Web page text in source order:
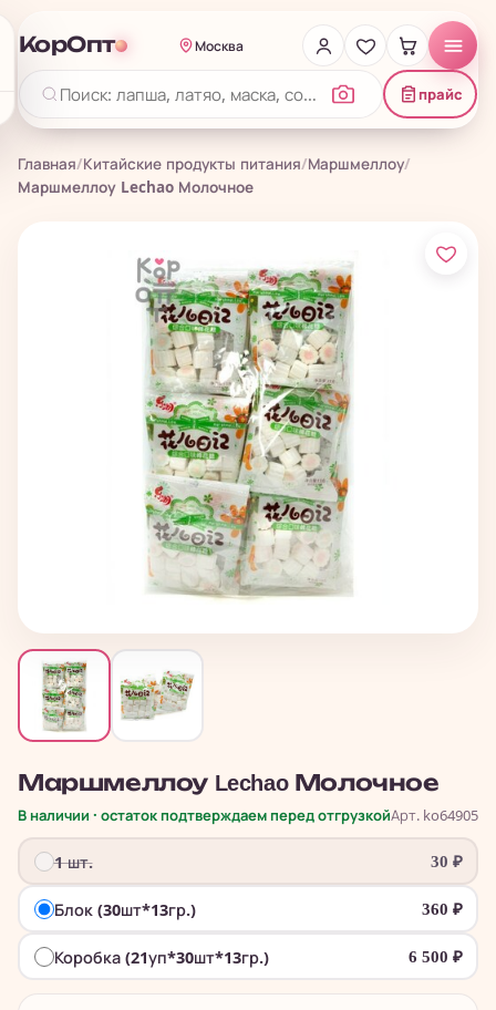
КорОпт Москва
прайс
Главная/Китайские продукты питания/Маршмеллоу/
Маршмеллоу Lechao Молочное
Маршмеллоу Lechao Молочное
В наличии · остаток подтверждаем перед отгрузкойАрт. ko64905
1 шт. 30 ₽
Блок (30шт*13гр.) 360 ₽
Коробка (21уп*30шт*13гр.) 6 500 ₽